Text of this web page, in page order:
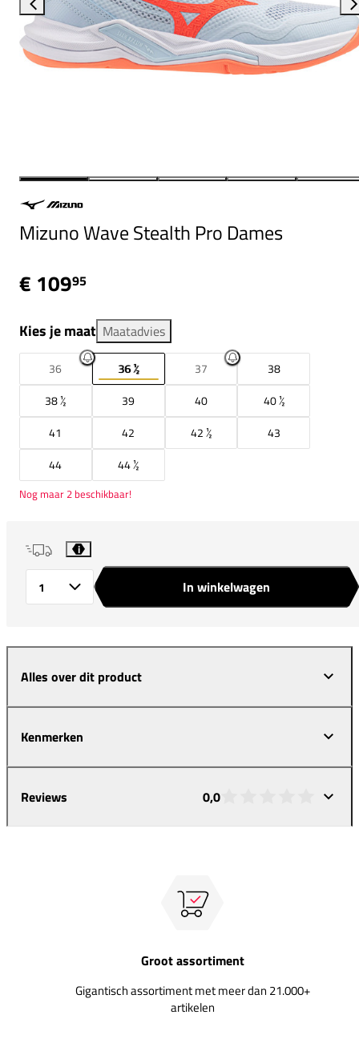
Mizuno Wave Stealth Pro Dames
€ 10995
Kies je maat Maatadvies
36 36 ½ 37
38
38 ½
39 40
40 ½
41
42 42 ½
43
44
44 ½
Nog maar 2 beschikbaar!
i
In winkelwagen
Alles over dit product
Kenmerken
Reviews 0,0
Groot assortiment
Gigantisch assortiment met meer dan 21.000+
artikelen